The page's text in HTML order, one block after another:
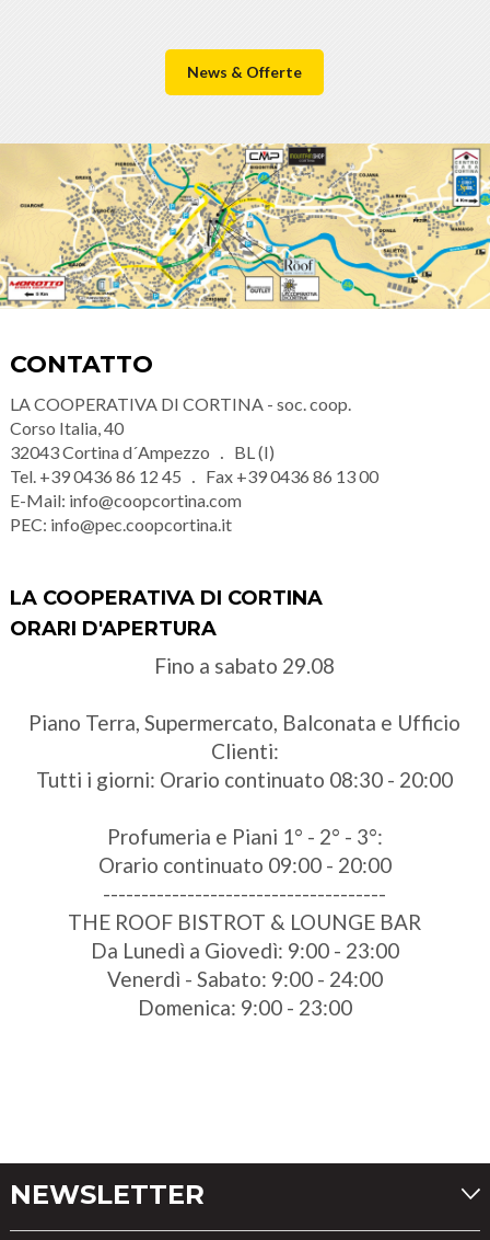
News & Offerte
CONTATTO
LA COOPERATIVA DI CORTINA - soc. coop.
Corso Italia, 40
32043Cortina d´Ampezzo
BL (I)
Tel. +39 0436 86 12 45 Fax +39 0436 86 13 00
E-Mail: info@coopcortina.com
PEC: info@pec.coopcortina.it
LA COOPERATIVA DI CORTINA
ORARI D'APERTURA
Fino a sabato 29.08
Piano Terra, Supermercato, Balconata e Ufficio
Clienti:
Tutti i giorni: Orario continuato 08:30 - 20:00
Profumeria e Piani 1° - 2° - 3°:
Orario continuato 09:00 - 20:00
-------------------------------------
THE ROOF BISTROT & LOUNGE BAR
Da Lunedì a Giovedì: 9:00 - 23:00
Venerdì - Sabato: 9:00 - 24:00
Domenica: 9:00 - 23:00
NEWSLETTER